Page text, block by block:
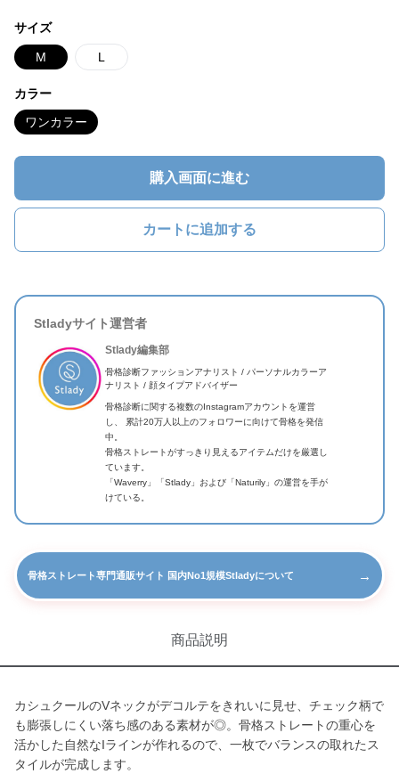
サイズ
M L
カラー
ワンカラー
購入画面に進む
カートに追加する
Stladyサイト運営者
Stlady編集部
骨格診断ファッションアナリスト / パーソナルカラーア
ナリスト / 顔タイプアドバイザー
骨格診断に関する複数のInstagramアカウントを運営
し、 累計20万人以上のフォロワーに向けて骨格を発信
中。
骨格ストレートがすっきり見えるアイテムだけを厳選し
ています。
「Waverry」「Stlady」および「Naturily」の運営を手が
けている。
骨格ストレート専門通販サイト 国内No1規模Stladyについて →
商品説明
カシュクールのVネックがデコルテをきれいに見せ、チェック柄で
も膨張しにくい落ち感のある素材が◎。骨格ストレートの重心を
活かした自然なIラインが作れるので、一枚でバランスの取れたス
タイルが完成します。